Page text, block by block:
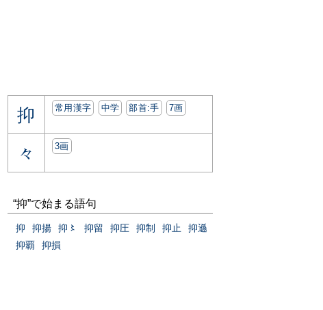
抑 常用漢字 中学 部首:⼿ 7画
々 3画
“抑”で始まる語句
抑 抑揚 抑〻 抑留 抑圧 抑制 抑止
抑遜
抑覇
抑損